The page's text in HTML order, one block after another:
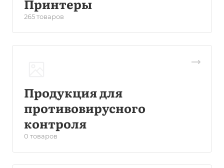
Принтеры
265 товаров
Продукция для
противовирусного
контроля
0 товаров